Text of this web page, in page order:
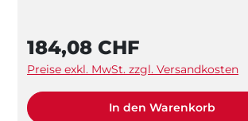
184,08 CHF
Preise exkl. MwSt. zzgl. Versandkosten
In den Warenkorb